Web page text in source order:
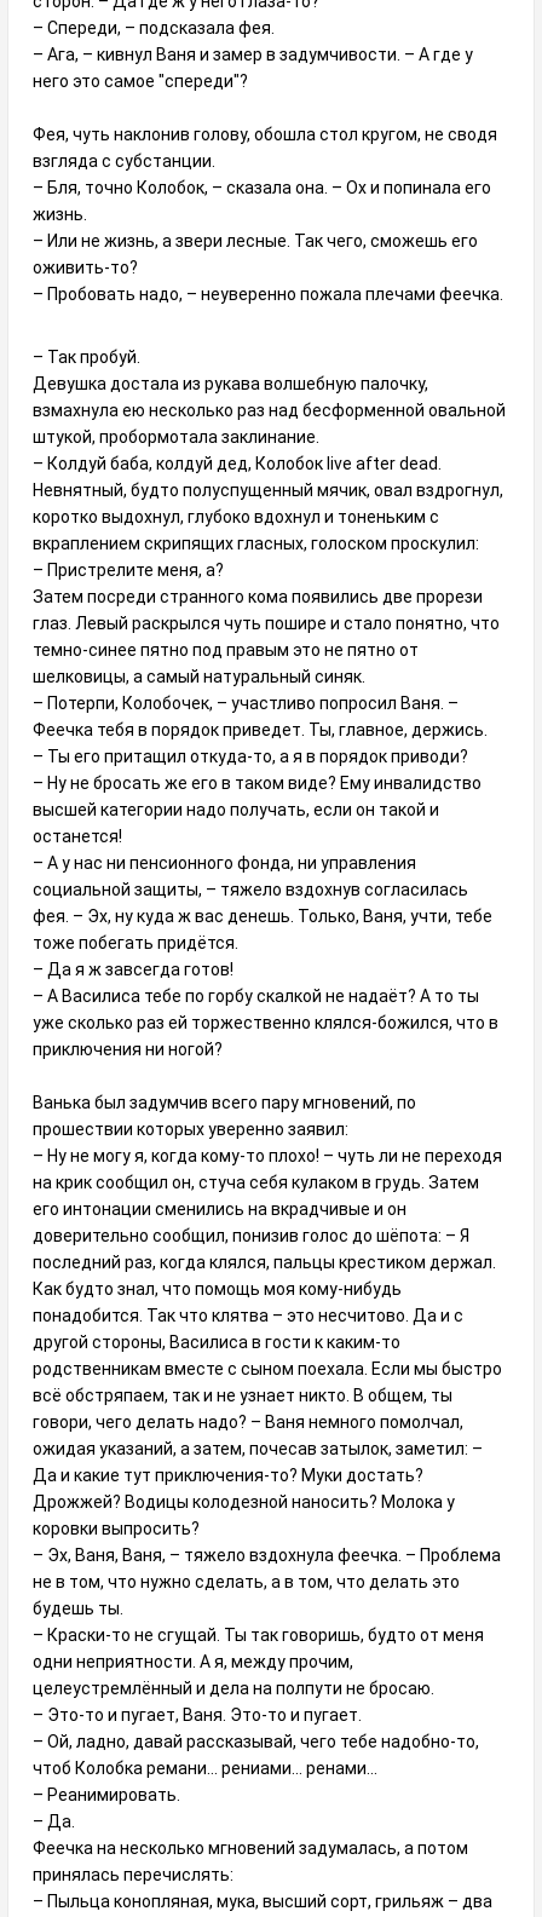
– Спереди, – подсказала фея.
– Ага, – кивнул Ваня и замер в задумчивости. – А где у
него это самое "спереди"?
Фея, чуть наклонив голову, обошла стол кругом, не сводя
взгляда с субстанции.
– Бля, точно Колобок, – сказала она. – Ох и попинала его
жизнь.
– Или не жизнь, а звери лесные. Так чего, сможешь его
оживить-то?
– Пробовать надо, – неуверенно пожала плечами феечка.
– Так пробуй.
Девушка достала из рукава волшебную палочку,
взмахнула ею несколько раз над бесформенной овальной
штукой, пробормотала заклинание.
– Колдуй баба, колдуй дед, Колобок live after dead.
Невнятный, будто полуспущенный мячик, овал вздрогнул,
коротко выдохнул, глубоко вдохнул и тоненьким с
вкраплением скрипящих гласных, голоском проскулил:
– Пристрелите меня, а?
Затем посреди странного кома появились две прорези
глаз. Левый раскрылся чуть пошире и стало понятно, что
темно-синее пятно под правым это не пятно от
шелковицы, а самый натуральный синяк.
– Потерпи, Колобочек, – участливо попросил Ваня. –
Феечка тебя в порядок приведет. Ты, главное, держись.
– Ты его притащил откуда-то, а я в порядок приводи?
– Ну не бросать же его в таком виде? Ему инвалидство
высшей категории надо получать, если он такой и
останется!
– А у нас ни пенсионного фонда, ни управления
социальной защиты, – тяжело вздохнув согласилась
фея. – Эх, ну куда ж вас денешь. Только, Ваня, учти, тебе
тоже побегать придётся.
– Да я ж завсегда готов!
– А Василиса тебе по горбу скалкой не надаёт? А то ты
уже сколько раз ей торжественно клялся-божился, что в
приключения ни ногой?
Ванька был задумчив всего пару мгновений, по
прошествии которых уверенно заявил:
– Ну не могу я, когда кому-то плохо! – чуть ли не переходя
на крик сообщил он, стуча себя кулаком в грудь. Затем
его интонации сменились на вкрадчивые и он
доверительно сообщил, понизив голос до шёпота: – Я
последний раз, когда клялся, пальцы крестиком держал.
Как будто знал, что помощь моя кому-нибудь
понадобится. Так что клятва – это несчитово. Да и с
другой стороны, Василиса в гости к каким-то
родственникам вместе с сыном поехала. Если мы быстро
всё обстряпаем, так и не узнает никто. В общем, ты
говори, чего делать надо? – Ваня немного помолчал,
ожидая указаний, а затем, почесав затылок, заметил: –
Да и какие тут приключения-то? Муки достать?
Дрожжей? Водицы колодезной наносить? Молока у
коровки выпросить?
– Эх, Ваня, Ваня, – тяжело вздохнула феечка. – Проблема
не в том, что нужно сделать, а в том, что делать это
будешь ты.
– Краски-то не сгущай. Ты так говоришь, будто от меня
одни неприятности. А я, между прочим,
целеустремлённый и дела на полпути не бросаю.
– Это-то и пугает, Ваня. Это-то и пугает.
– Ой, ладно, давай рассказывай, чего тебе надобно-то,
чтоб Колобка ремани... рениами... ренами...
– Реанимировать.
– Да.
Феечка на несколько мгновений задумалась, а потом
принялась перечислять:
– Пыльца конопляная, мука, высший сорт, грильяж – два